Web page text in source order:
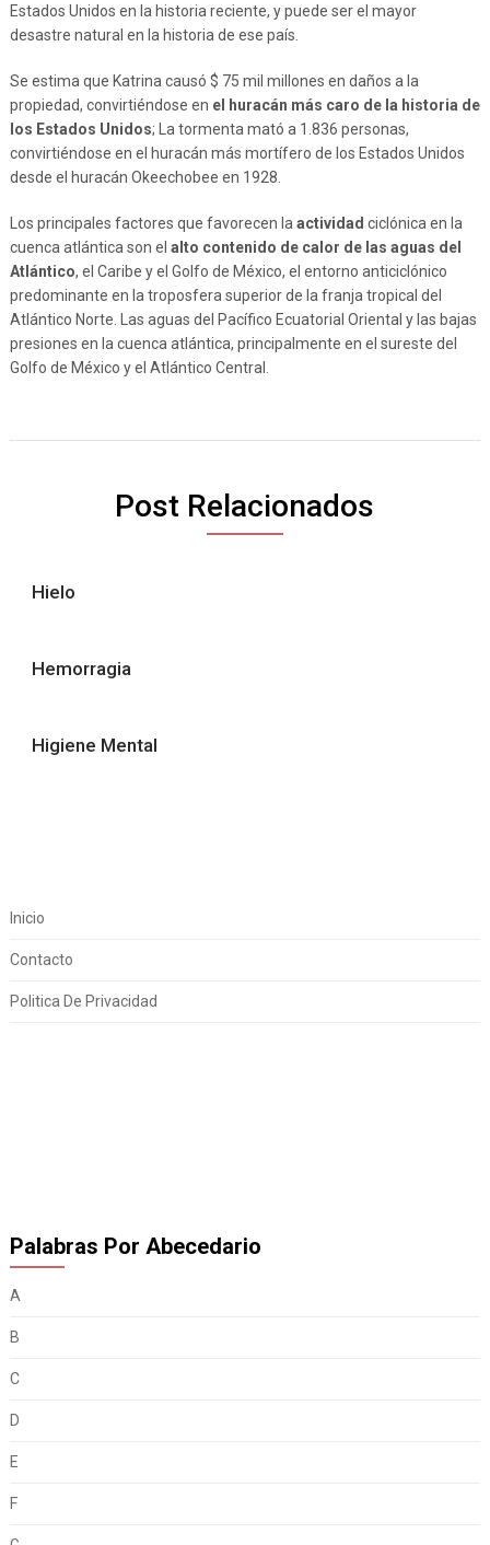
Estados Unidos en la historia reciente, y puede ser el mayor
desastre natural en la historia de ese país.
Se estima que Katrina causó $ 75 mil millones en daños a la
propiedad, convirtiéndose en el huracán más caro de la historia de
los Estados Unidos; La tormenta mató a 1.836 personas,
convirtiéndose en el huracán más mortífero de los Estados Unidos
desde el huracán Okeechobee en 1928.
Los principales factores que favorecen la actividad ciclónica en la
cuenca atlántica son el alto contenido de calor de las aguas del
Atlántico, el Caribe y el Golfo de México, el entorno anticiclónico
predominante en la troposfera superior de la franja tropical del
Atlántico Norte. Las aguas del Pacífico Ecuatorial Oriental y las bajas
presiones en la cuenca atlántica, principalmente en el sureste del
Golfo de México y el Atlántico Central.
Post Relacionados
Hielo
Hemorragia
Higiene Mental
Inicio
Contacto
Politica De Privacidad
Palabras Por Abecedario
A
B
C
D
E
F